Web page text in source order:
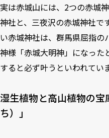
実は赤城山には、2つの赤城
神社と、三夜沢の赤城神社で
い赤城神社は、群馬県屈指の
神様「赤城大明神」になった
すると必ず叶うといわれてい
湿生植物と高山植物の
ち）」